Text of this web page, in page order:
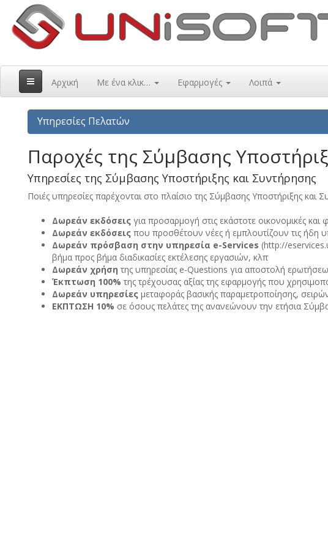
Αρχική Με ένα κλικ… Εφαρμογές Λοιπά
Υπηρεσίες Πελατών
Παροχές της Σύμβασης
Υπηρεσίες της Σύμβασης Υποστήριξης και Συντήρησης
Ποιές υπηρεσίες παρέχονται στο πλαίσιο της Σύμβασης Υποστήριξης και
Δωρεάν εκδόσεις για προσαρμογή στις εκάστοτε οικονομικές και
Δωρεάν εκδόσεις που προσθέτουν νέες ή εμπλουτίζουν τις ήδη
Δωρεάν πρόσβαση στην υπηρεσία e-Services (http://
βήμα προς βήμα διαδικασίες εκτέλεσης εργασιών, κλπ
Δωρεάν χρήση της υπηρεσίας e-Questions για αποστολή
Έκπτωση 100% της τρέχουσας αξίας της εφαρμογής που
Δωρεάν υπηρεσίες μεταφοράς βασικής παραμετροποίησης,
ΕΚΠΤΩΣΗ 10% σε όσους πελάτες της ανανεώνουν την ετήσια